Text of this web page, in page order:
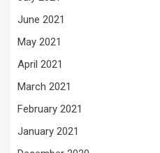
June 2021
May 2021
April 2021
March 2021
February 2021
January 2021